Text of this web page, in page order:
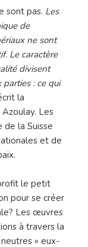
sont pas. Les
de
ne sont
Le caractère
divisent
parties : ce qui
la
Les
la Suisse
et de
le petit
pour se créer
Les œuvres
à travers la
» eux-